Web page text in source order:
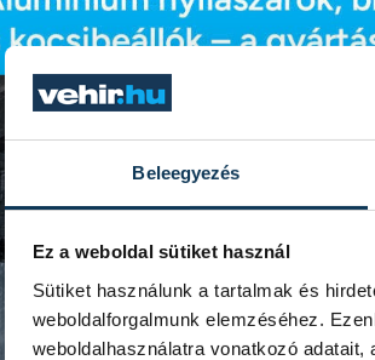
Beleegyezés
Ez a weboldal sütiket használ
Sütiket használunk a tartalmak és
weboldalforgalmunk elemzéséhez.
weboldalhasználatra vonatkozó